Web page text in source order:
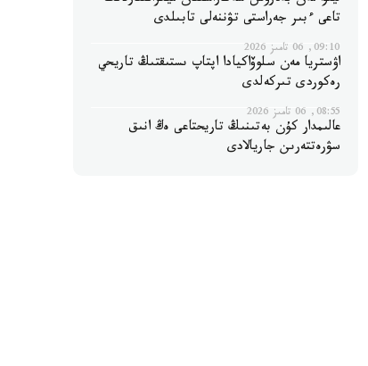
تاعى ءبىر جەراستى تۋننەلى تابىلدى
09:10, 06 تامىز 2026
اۋستريا مەن سلوۆاكيادا اپتاپ ىستىقتىڭ تاريحي
رەكوردى تىركەلدى
08:55, 06 تامىز 2026
عالىمدار كۇن بەتىنىڭ تاريحتاعى ەڭ انىق
سۋرەتتەرىن جاريالادى